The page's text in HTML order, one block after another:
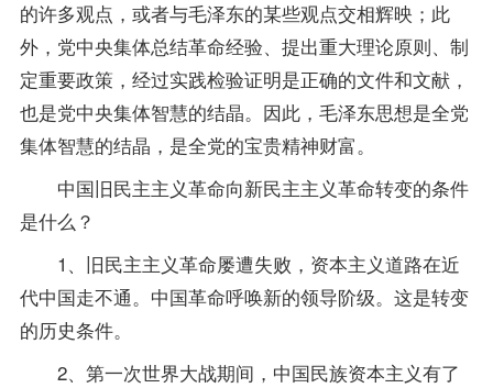
的许多观点，或者与毛泽东的某些观点交相辉映；此
外，党中央集体总结革命经验、提出重大理论原则、制
定重要政策，经过实践检验证明是正确的文件和文献，
也是党中央集体智慧的结晶。因此，毛泽东思想是全党
集体智慧的结晶，是全党的宝贵精神财富。
中国旧民主主义革命向新民主主义革命转变的条件
是什么？
1、旧民主主义革命屡遭失败，资本主义道路在近
代中国走不通。中国革命呼唤新的领导阶级。这是转变
的历史条件。
2、第一次世界大战期间，中国民族资本主义有了